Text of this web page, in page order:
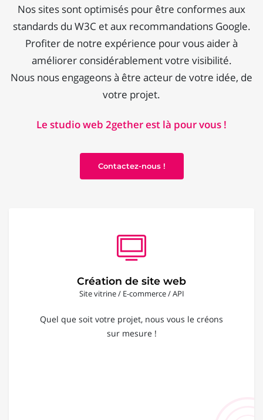
Nos sites sont optimisés pour être conformes aux
standards du W3C et aux recommandations Google.
Profiter de notre expérience pour vous aider à
améliorer considérablement votre visibilité.
Nous nous engageons à être acteur de votre idée, de
votre projet.
Le studio web 2gether est là pour vous !
Contactez-nous !
Création de site web
Site vitrine / E-commerce / API
Quel que soit votre projet, nous vous le créons
sur mesure !